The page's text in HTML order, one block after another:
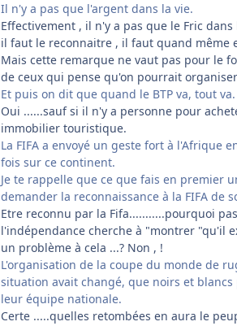
Il n'y a pas que l'argent dans la vie.
Effectivement , il n'y a pas que le Fric
il faut le reconnaitre , il faut quand même
Mais cette remarque ne vaut pas pour le
de ceux qui pense qu'on pourrait
Et puis on dit que quand le BTP va, tout va.
Oui ......sauf si il n'y a personne pour
immobilier touristique.
La FIFA a envoyé un geste fort à l'Afrique
fois sur ce continent.
Je te rappelle que ce que fais en premier
demander la reconnaissance à la FIFA de
Etre reconnu par la Fifa...........pourquoi
l'indépendance cherche à "montrer "qu'il
un problème à cela ...? Non , !
L'organisation de la coupe du monde de
situation avait changé, que noirs et
leur équipe nationale.
Certe .....quelles retombées en aura le